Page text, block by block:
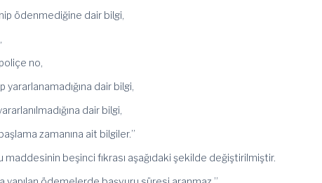
ödenmediğine dair bilgi,
no,
dair bilgi,
dair bilgi,
zamanına ait bilgiler.”
maddesinin beşinci fıkrası aşağıdaki şekilde değiştirilmiştir.